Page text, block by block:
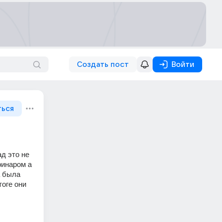
Создать пост Войти
это не
а
была
они